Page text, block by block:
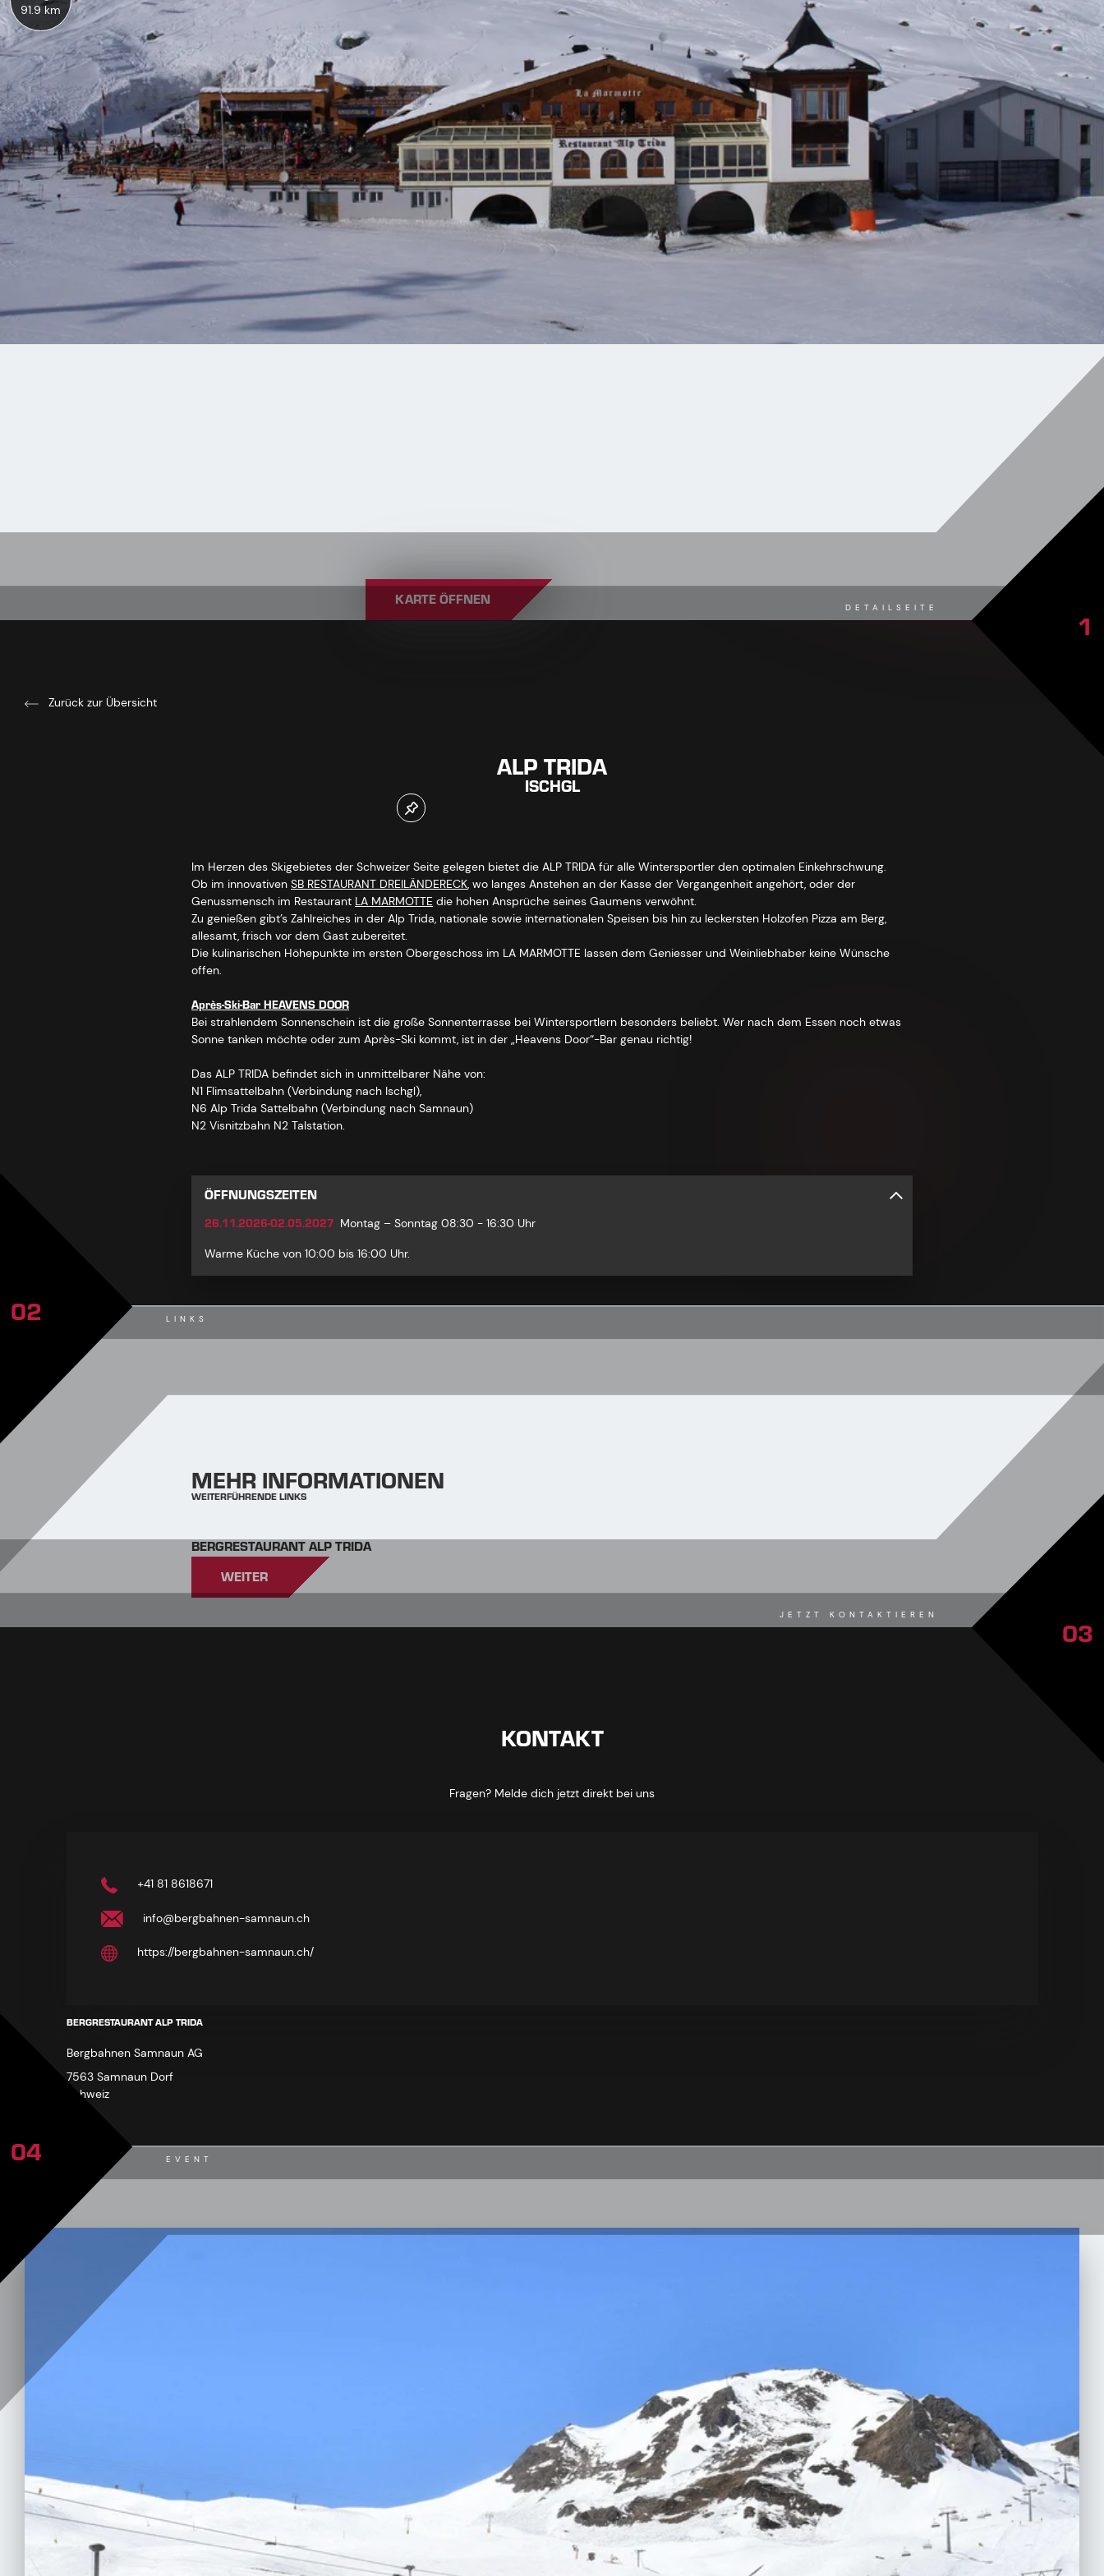
91.9 km
KARTE ÖFFNEN DETAILSEITE 1
Zurück zur Übersicht
ALP TRIDA
ISCHGL
Im Herzen des Skigebietes der Schweizer Seite gelegen bietet die ALP TRIDA für alle Wintersportler den optimalen Einkehrschwung.
Ob im innovativen SB RESTAURANT DREILÄNDERECK, wo langes Anstehen an der Kasse der Vergangenheit angehört, oder der
Genussmensch im Restaurant LA MARMOTTE die hohen Ansprüche seines Gaumens verwöhnt.
Zu genießen gibt’s Zahlreiches in der Alp Trida, nationale sowie internationalen Speisen bis hin zu leckersten Holzofen Pizza am Berg,
allesamt, frisch vor dem Gast zubereitet.
Die kulinarischen Höhepunkte im ersten Obergeschoss im LA MARMOTTE lassen dem Geniesser und Weinliebhaber keine Wünsche
offen.
Après-Ski-Bar HEAVENS DOOR
Bei strahlendem Sonnenschein ist die große Sonnenterrasse bei Wintersportlern besonders beliebt. Wer nach dem Essen noch etwas
Sonne tanken möchte oder zum Après-Ski kommt, ist in der „Heavens Door“-Bar genau richtig!
Das ALP TRIDA befindet sich in unmittelbarer Nähe von:
N1 Flimsattelbahn (Verbindung nach Ischgl),
N6 Alp Trida Sattelbahn (Verbindung nach Samnaun)
N2 Visnitzbahn N2 Talstation.
ÖFFNUNGSZEITEN
26.11.2026-02.05.2027 Montag – Sonntag 08:30 - 16:30 Uhr
Warme Küche von 10:00 bis 16:00 Uhr.
LINKS
02
MEHR INFORMATIONEN
WEITERFÜHRENDE LINKS
BERGRESTAURANT ALP TRIDA
WEITER
JETZT KONTAKTIEREN 03
KONTAKT
Fragen? Melde dich jetzt direkt bei uns
+41 81 8618671
info@bergbahnen-samnaun.ch
https://bergbahnen-samnaun.ch/
BERGRESTAURANT ALP TRIDA
Bergbahnen Samnaun AG
7563 Samnaun Dorf
Schweiz
EVENT
04